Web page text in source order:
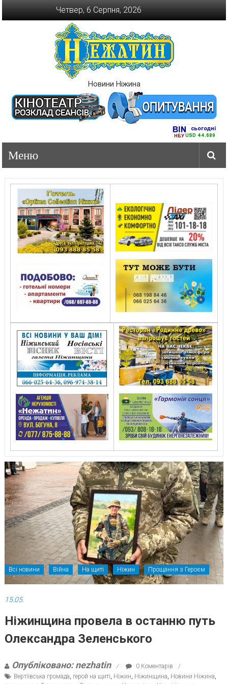
Четвер, 6 Серпня, 2026
Новини Ніжина
Всі новини Війна На щиті Ніжин Прощання з Героєм
15.05.
Ніжинщина провела в останню путь
Олександра Зеленського
Опубліковано: nezhatin
0 Коментарів
Вертіївська громада герой на щиті Ніжин Ніжинщина Новини Ніжина